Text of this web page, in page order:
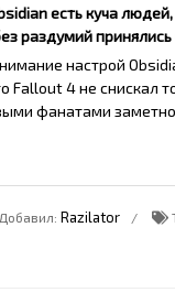
есть куча
раздумий
настрой
Fallout 4 не снискал
фанатами
Добавил: Razilator